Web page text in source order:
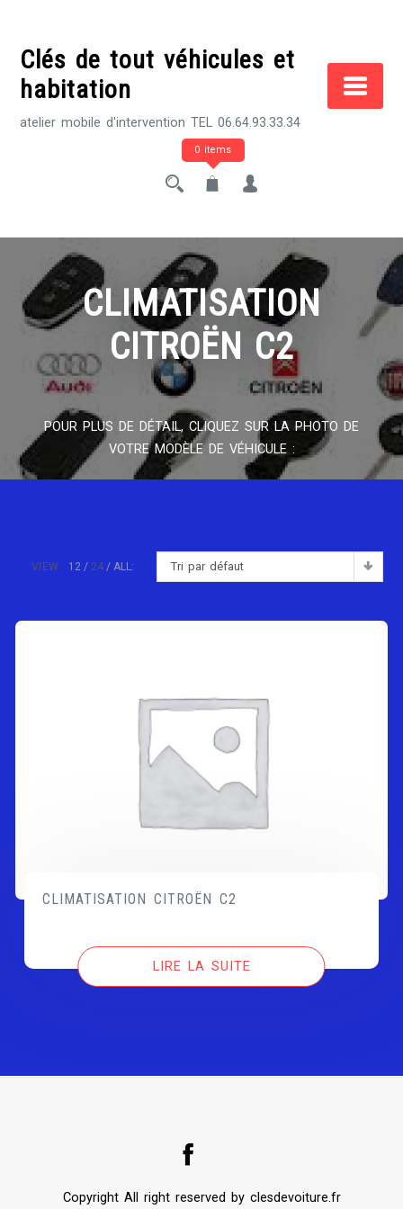
contentClés de tout véhicules et
habitation
atelier mobile d'intervention TEL 06.64.93.33.34
0 items
CLIMATISATION
CITROËN C2
POUR PLUS DE DÉTAIL, CLIQUEZ SUR LA PHOTO DE
VOTRE MODÈLE DE VÉHICULE :
Tri par défaut
VIEW: 12 24 ALL:
CLIMATISATION CITROËN C2
LIRE LA SUITE
Copyright All right reserved by clesdevoiture.fr